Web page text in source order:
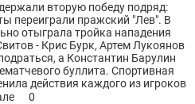
вторую победу подряд:
переиграли пражский "Лев". В
отыграла тройка нападения
- Крис Бурк, Артем Лукоянов
а Константин Барулин
буллита. Спортивная
действия каждого из игроков
0